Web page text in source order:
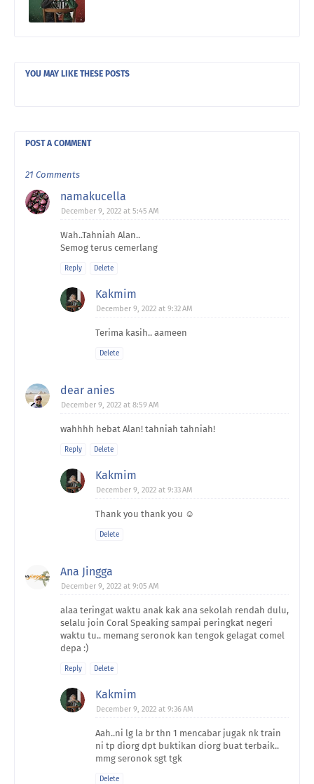
YOU MAY LIKE THESE POSTS
POST A COMMENT
21 Comments
namakucella
December 9, 2022 at 5:45 AM
Wah..Tahniah Alan..
Semog terus cemerlang
Reply Delete
Kakmim
December 9, 2022 at 9:32 AM
Terima kasih.. aameen
Delete
dear anies
December 9, 2022 at 8:59 AM
wahhhh hebat Alan! tahniah tahniah!
Reply Delete
Kakmim
December 9, 2022 at 9:33 AM
Thank you thank you ☺️
Delete
Ana Jingga
December 9, 2022 at 9:05 AM
alaa teringat waktu anak kak ana sekolah rendah dulu,
selalu join Coral Speaking sampai peringkat negeri
waktu tu.. memang seronok kan tengok gelagat comel
depa :)
Reply Delete
Kakmim
December 9, 2022 at 9:36 AM
Aah..ni lg la br thn 1 mencabar jugak nk train
ni tp diorg dpt buktikan diorg buat terbaik..
mmg seronok sgt tgk
Delete